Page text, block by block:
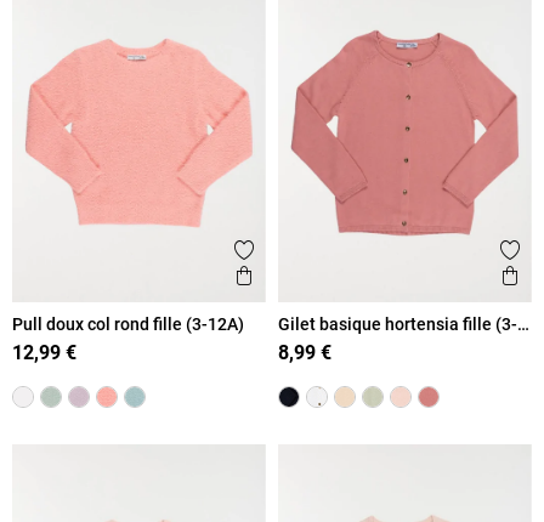
Ajouter aux favoris
Aperçu rapide
Pull doux col rond fille (3-12A)
12,99 €
Gilet basique hortensia fille (3-
12A)
8,99 €